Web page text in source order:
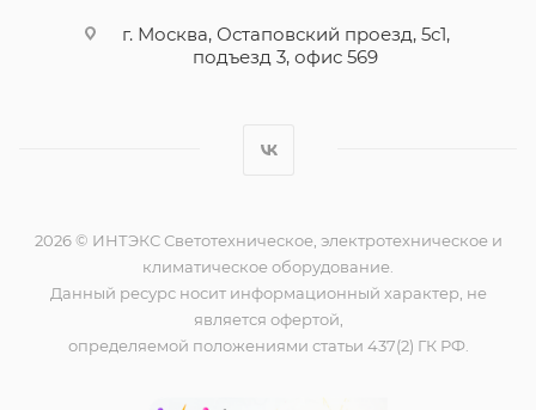
г. Москва, Остаповский проезд, 5с1,
подъезд 3, офис 569
2026 © ИНТЭКС Светотехническое, электротехническое и
климатическое оборудование.
Данный ресурс носит информационный характер, не
является офертой,
определяемой положениями статьи 437(2) ГК РФ.